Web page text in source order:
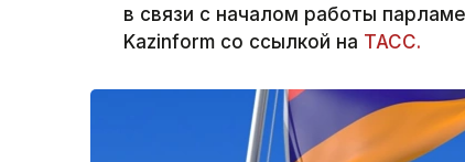
в связи с началом работы
Kazinform со ссылкой на ТАСС.